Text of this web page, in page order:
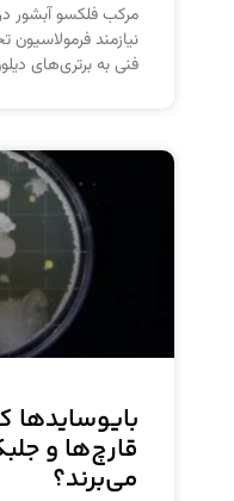
مرکب فلکسو آبشور در
نیازمند
فنی به برتری‌های
بایوسایدها
قارچ‌ها و
می‌برند؟